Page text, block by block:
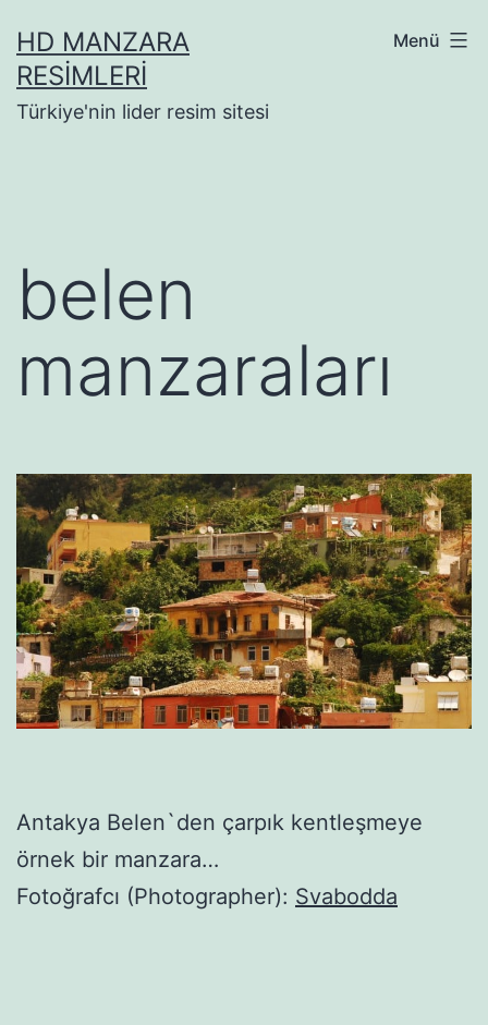
geçHD MANZARA
RESIMLERI
Türkiye'nin lider resim sitesi
Menü
belen
manzaraları
Antakya Belen`den çarpık kentleşmeye
örnek bir manzara…
Fotoğrafcı (Photographer): Svabodda